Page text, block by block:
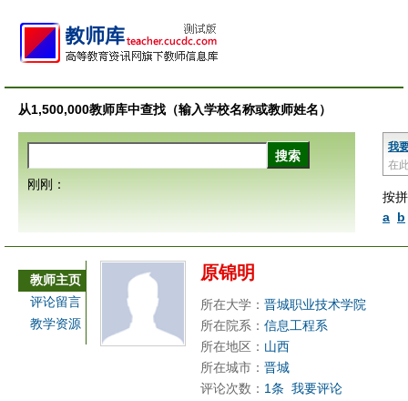
从1,500,000教师库中查找（输入学校名称或教师姓名）
我
在
按
a b
刚刚：
教师主页
评论留言
教学资源
原锦明
所在大学： 晋城职业技术学院
所在院系： 信息工程系
所在地区： 山西
所在城市： 晋城
评论次数： 1条 我要评论